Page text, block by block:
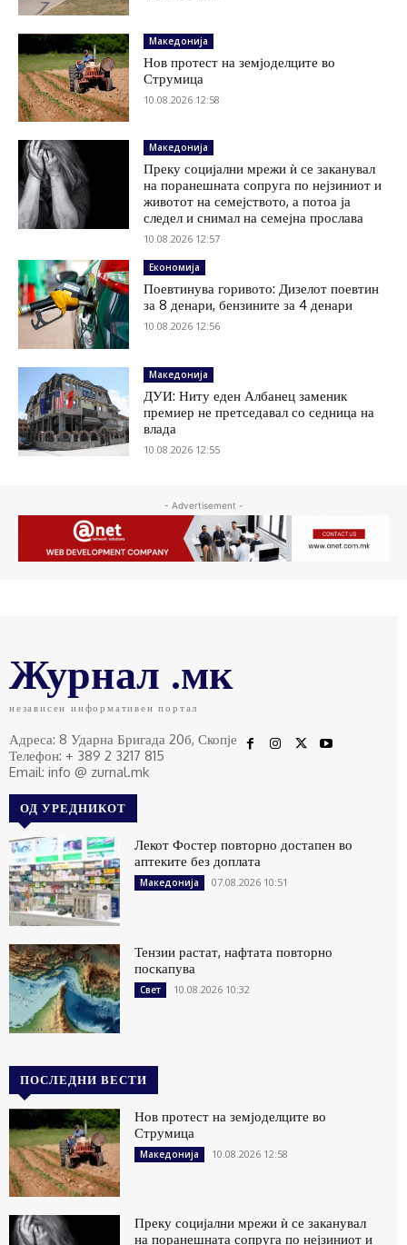
Македонија
Нов протест на земјоделците во
Струмица
10.08.2026 12:58
Македонија
Преку социјални мрежи ѝ се заканувал
на поранешната сопруга по нејзиниот и
животот на семејството, а потоа ја
следел и снимал на семејна прослава
10.08.2026 12:57
Економија
Поевтинува горивото: Дизелот поевтин
за 8 денари, бензините за 4 денари
10.08.2026 12:56
Македонија
ДУИ: Ниту еден Албанец заменик
премиер не претседавал со седница на
влада
10.08.2026 12:55
- Advertisement -
Журнал .мк
независен информативен портал
Адреса: 8 Ударна Бригада 20б, Скопје
Телефон: + 389 2 3217 815
Email: info @ zurnal.mk
ОД УРЕДНИКОТ
Лекот Фостер повторно достапен во
аптеките без доплата
Македонија 07.08.2026 10:51
Тензии растат, нафтата повторно
поскапува
Свет 10.08.2026 10:32
ПОСЛЕДНИ ВЕСТИ
Нов протест на земјоделците во
Струмица
Македонија 10.08.2026 12:58
Преку социјални мрежи ѝ се заканувал
на поранешната сопруга по нејзиниот и